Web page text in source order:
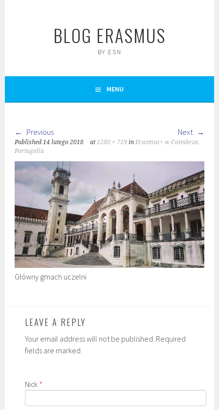
BLOG ERASMUS
BY ESN
MENU
Previous Next
Published14 lutego 2018 at1280 × 719 inErasmus+ w Coimbrze,
Portugalia
Główny gmach uczelni
LEAVE A REPLY
Your email address will not be published. Required
fields are marked
Nick *